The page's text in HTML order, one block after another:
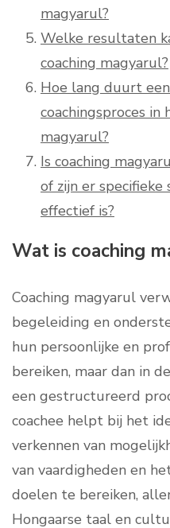
magyarul?
Welke resultaten
coaching magyarul?
Hoe lang duurt
coachingsproces in
magyarul?
Is coaching
of zijn er
effectief is?
Wat is coaching
Coaching magyarul
begeleiding en
hun persoonlijke en
bereiken, maar dan in
een gestructureerd
coachee helpt bij het
verkennen van
van vaardigheden en
doelen te bereiken,
Hongaarse taal en